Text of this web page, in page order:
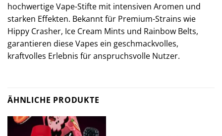
hochwertige Vape-Stifte mit intensiven Aromen und
starken Effekten. Bekannt für Premium-Strains wie
Hippy Crasher, Ice Cream Mints und Rainbow Belts,
garantieren diese Vapes ein geschmackvolles,
kraftvolles Erlebnis für anspruchsvolle Nutzer.
ÄHNLICHE PRODUKTE